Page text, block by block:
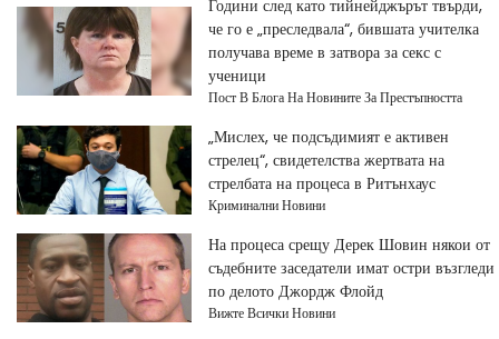
Години след като тийнейджърът твърди,
че го е „преследвала“, бившата учителка
получава време в затвора за секс с
ученици
Пост В Блога На Новините За Престъпността
„Мислех, че подсъдимият е активен
стрелец“, свидетелства жертвата на
стрелбата на процеса в Ритънхаус
Криминални Новини
На процеса срещу Дерек Шовин някои от
съдебните заседатели имат остри възгледи
по делото Джордж Флойд
Вижте Всички Новини